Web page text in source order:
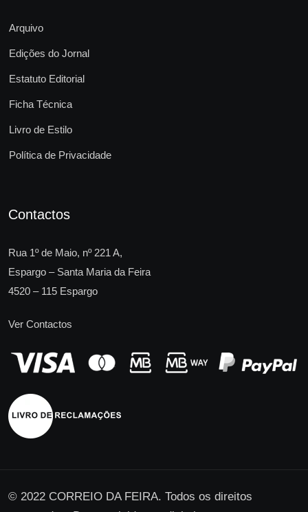
Arquivo
Edições do Jornal
Estatuto Editorial
Ficha Técnica
Livro de Estilo
Política de Privacidade
Contactos
Rua 1º de Maio, nº 221 A,
Espargo – Santa Maria da Feira
4520 – 115 Espargo
Ver Contactos
© 2022 CORREIO DA FEIRA. Todos os direitos